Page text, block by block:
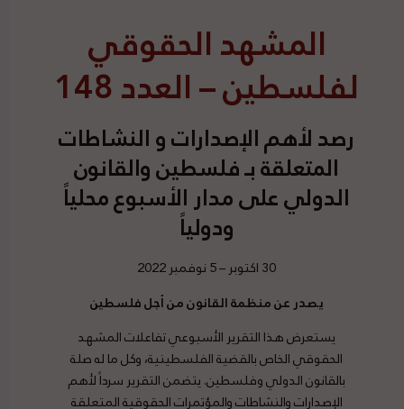
المشهد الحقوقي
لفلسطين – العدد 148
رصدلأهم الإصدارات و النشاطات
المتعلقة بـ فلسطين والقانون
الدولي على مدار الأسبوع محلياً
ودولياً
30 اكتوبر – 5 نوفمبر 2022
يصدر عن منظمة القانون من أجل فلسطين
يستعرض هذا التقرير الأسبوعي تفاعلات المشهد
الحقوقي الخاص بالقضية الفلسطينية، وكل ما له صلة
بالقانون الدولي وفلسطين. يتضمن التقرير سرداً لأهم
الإصدارات والنشاطات والمؤتمرات الحقوقية المتعلقة